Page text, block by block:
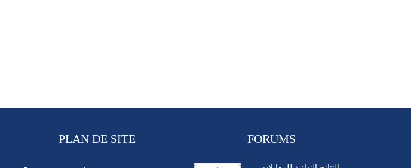
PLAN DE SITE FORUMS